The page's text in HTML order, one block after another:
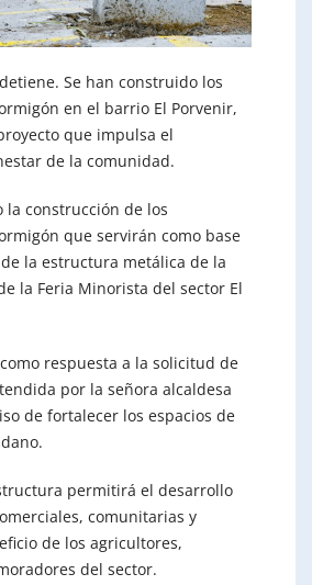
Se han construido los
en el barrio El Porvenir,
que impulsa el
de la comunidad.
la construcción de los
que servirán como base
la estructura metálica de la
la Feria Minorista del sector El
respuesta a la solicitud de
por la señora alcaldesa
de fortalecer los espacios de
permitirá el desarrollo
comunitarias y
de los agricultores,
del sector.